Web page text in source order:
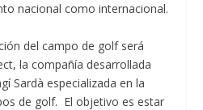
nacional como internacional.
del campo de golf será
la compañía desarrollada
Sardà especializada en la
de golf. El objetivo es estar